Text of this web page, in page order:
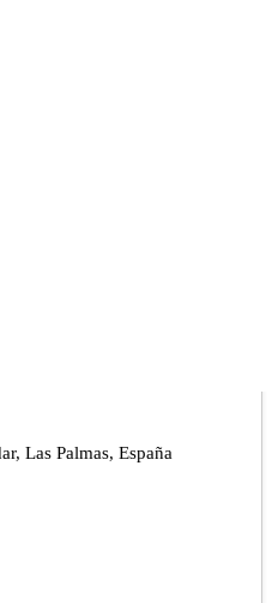
Las Palmas, España